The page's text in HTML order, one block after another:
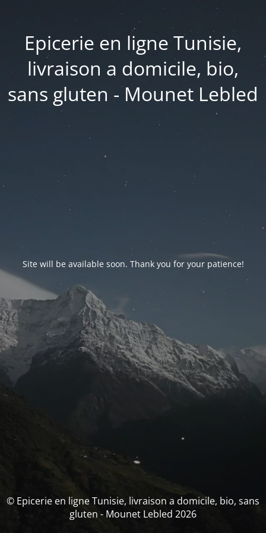
Epicerie en ligne Tunisie,
livraison a domicile, bio,
sans gluten - Mounet Lebled
Site will be available soon. Thank you for your patience!
© Epicerie en ligne Tunisie, livraison a domicile, bio, sans
gluten - Mounet Lebled 2026